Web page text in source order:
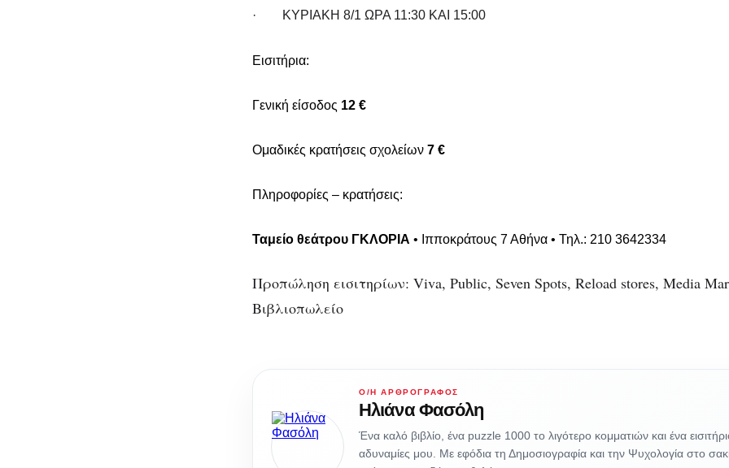
· ΚΥΡΙΑΚΗ 8/1 ΩΡΑ 11:30 ΚΑΙ 15:00
Εισιτήρια:
Γενική είσοδος 12 €
Ομαδικές κρατήσεις σχολείων 7 €
Πληροφορίες – κρατήσεις:
Ταμείο θεάτρου ΓΚΛΟΡΙΑ • Ιπποκράτους 7 Αθήνα • Τηλ.: 210 3642334
Προπώληση εισιτηρίων: Viva, Public, Seven Spots, Reload stores, Media
Βιβλιοπωλείο
Ο/Η ΑΡΘΡΟΓΡΆΦΟΣ
Ηλιάνα Φασόλη
Ένα καλό βιβλίο, ένα puzzle 1000 το λιγότερο κομματιών και ένα
αδυναμίες μου. Με εφόδια τη Δημοσιογραφία και την Ψυχολογία στο